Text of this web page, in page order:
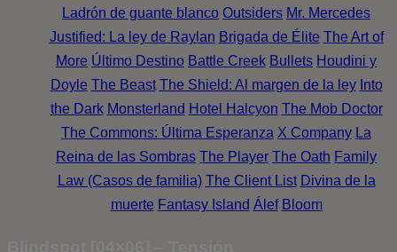
Ladrón de guante blanco Outsiders Mr. Mercedes
Justified: La ley de Raylan Brigada de Élite The Art of
More Último Destino Battle Creek Bullets Houdini y
Doyle The Beast The Shield: Al margen de la ley Into
the Dark Monsterland Hotel Halcyon The Mob Doctor
The Commons: Última Esperanza X Company La
Reina de las Sombras The Player The Oath Family
Law (Casos de familia) The Client List Divina de la
muerte Fantasy Island Álef Bloom